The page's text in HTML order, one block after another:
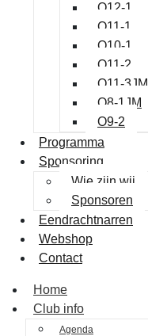
O12-1
O11-1
O10-1
O11-2
O11-3JM
O8-1JM
O9-2
Programma
Sponsoring
Wie zijn wij
Sponsoren
Eendrachtnarren
Webshop
Contact
Home
Club info
Agenda